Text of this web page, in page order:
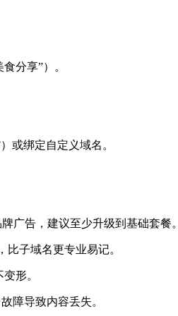
分享”）。
或绑定自定义域名。
广告，建议至少升级到基础套餐。
比子域名更专业易记。
形。
障导致内容丢失。